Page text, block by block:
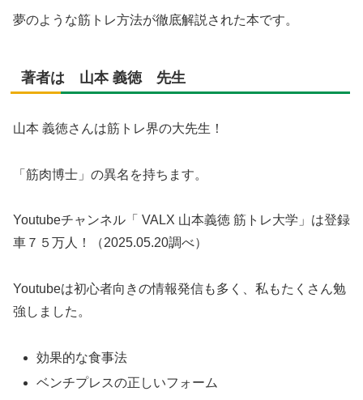
夢のような筋トレ方法が徹底解説された本です。
著者は 山本 義徳 先生
山本 義徳さんは筋トレ界の大先生！
「筋肉博士」の異名を持ちます。
Youtubeチャンネル「 VALX 山本義徳 筋トレ大学」は登録
車７５万人！（2025.05.20調べ）
Youtubeは初心者向きの情報発信も多く、私もたくさん勉
強しました。
効果的な食事法
ベンチプレスの正しいフォーム